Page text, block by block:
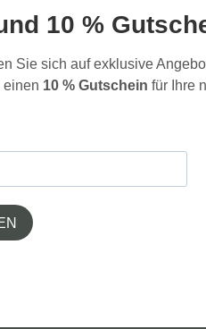
10 %
Sie sich auf exklusive
einen 10 % Gutschein für Ihre